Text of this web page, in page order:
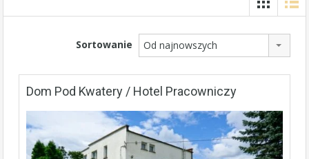
Sortowanie Od najnowszych
Dom Pod Kwatery / Hotel Pracowniczy